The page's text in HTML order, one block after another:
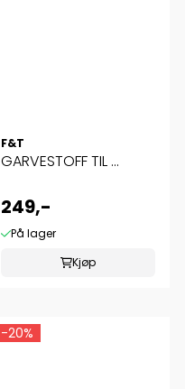
F&T
GARVESTOFF TIL ...
249,-
På lager
Kjøp
-20%